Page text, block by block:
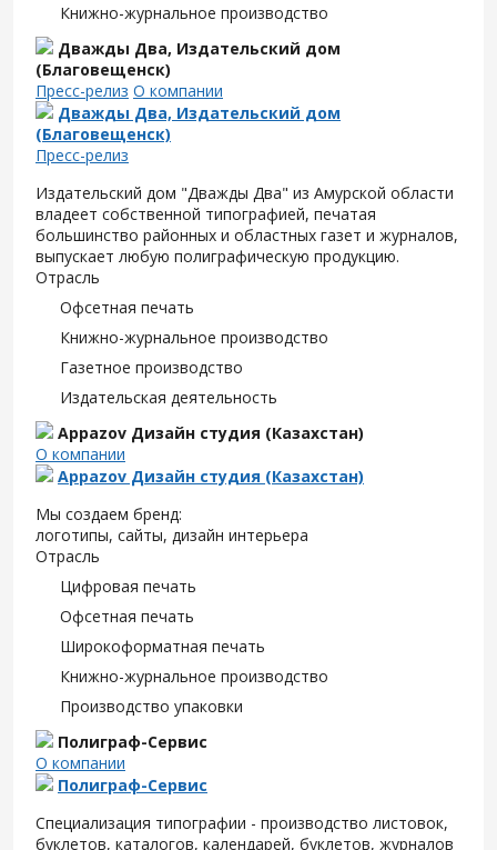
Книжно-журнальное производство
Дважды Два, Издательский дом
(Благовещенск)
Пресс-релиз О компании
Дважды Два, Издательский дом
(Благовещенск)
Пресс-релиз
Издательский дом "Дважды Два" из Амурской области
владеет собственной типографией, печатая
большинство районных и областных газет и журналов,
выпускает любую полиграфическую продукцию.
Отрасль
Офсетная печать
Книжно-журнальное производство
Газетное производство
Издательская деятельность
Appazov Дизайн студия (Казахстан)
О компании
Appazov Дизайн студия (Казахстан)
Мы создаем бренд:
логотипы, сайты, дизайн интерьера
Отрасль
Цифровая печать
Офсетная печать
Широкоформатная печать
Книжно-журнальное производство
Производство упаковки
Полиграф-Сервис
О компании
Полиграф-Сервис
Специализация типографии - производство листовок,
буклетов, каталогов, календарей, буклетов, журналов